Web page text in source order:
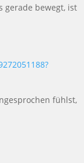
gerade bewegt, ist
fühlst,